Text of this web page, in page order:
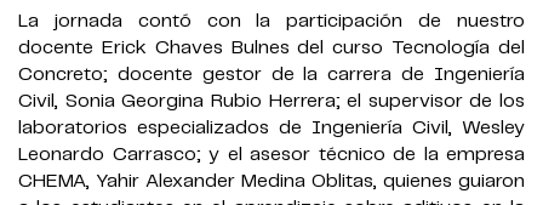
La jornada contó con la participación de nuestro
docente Erick Chaves Bulnes delcurso Tecnología del
Concreto; docente gestor de la carrera de Ingeniería
Civil, Sonia Georgina Rubio Herrera; el supervisor de los
laboratorios especializados de Ingeniería Civil, Wesley
Leonardo Carrasco; y el asesor técnico de la empresa
CHEMA, Yahir Alexander Medina Oblitas, quienes guiaron